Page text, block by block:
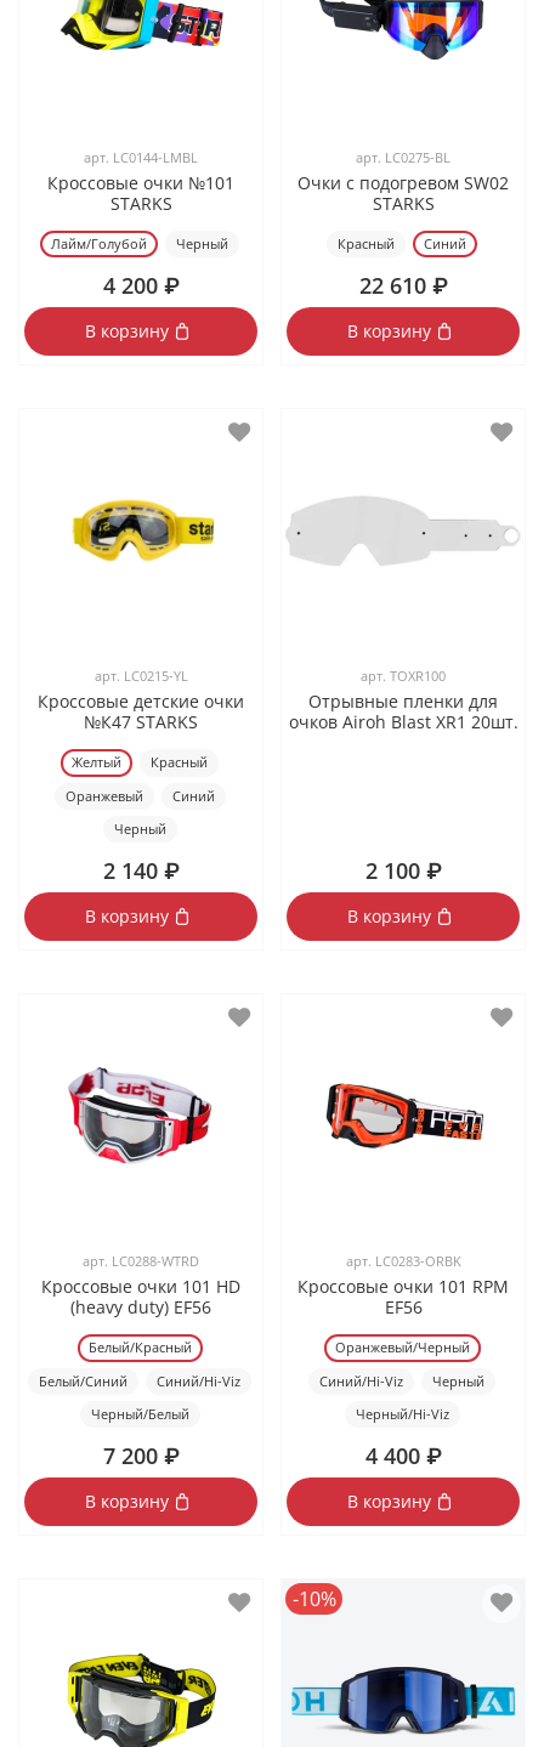
арт. LC0144-LMBL
Кроссовые очки №101
STARKS
Лайм/Голубой Черный
4 200 ₽
В корзину
арт. LC0275-BL
Очки с подогревом SW02
STARKS
Красный Синий
22 610 ₽
В корзину
арт. LC0215-YL
Кроссовые детские очки
№К47 STARKS
Желтый
Красный
Оранжевый
Синий
Черный
2 140 ₽
В корзину
арт. TOXR100
Отрывные пленки для
очков Airoh Blast XR1 20шт.
2 100 ₽
В корзину
арт. LC0288-WTRD
Кроссовые очки 101 HD
(heavy duty) EF56
Белый/Красный
Белый/Синий
Синий/Hi-Viz
Черный/Белый
7 200 ₽
В корзину
арт. LC0283-ORBK
Кроссовые очки 101 RPM
EF56
Оранжевый/Черный
Синий/Hi-Viz
Черный
Черный/Hi-Viz
4 400 ₽
В корзину
-10%